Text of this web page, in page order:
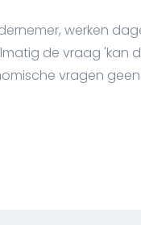
werken
de vraag 'kan
vragen